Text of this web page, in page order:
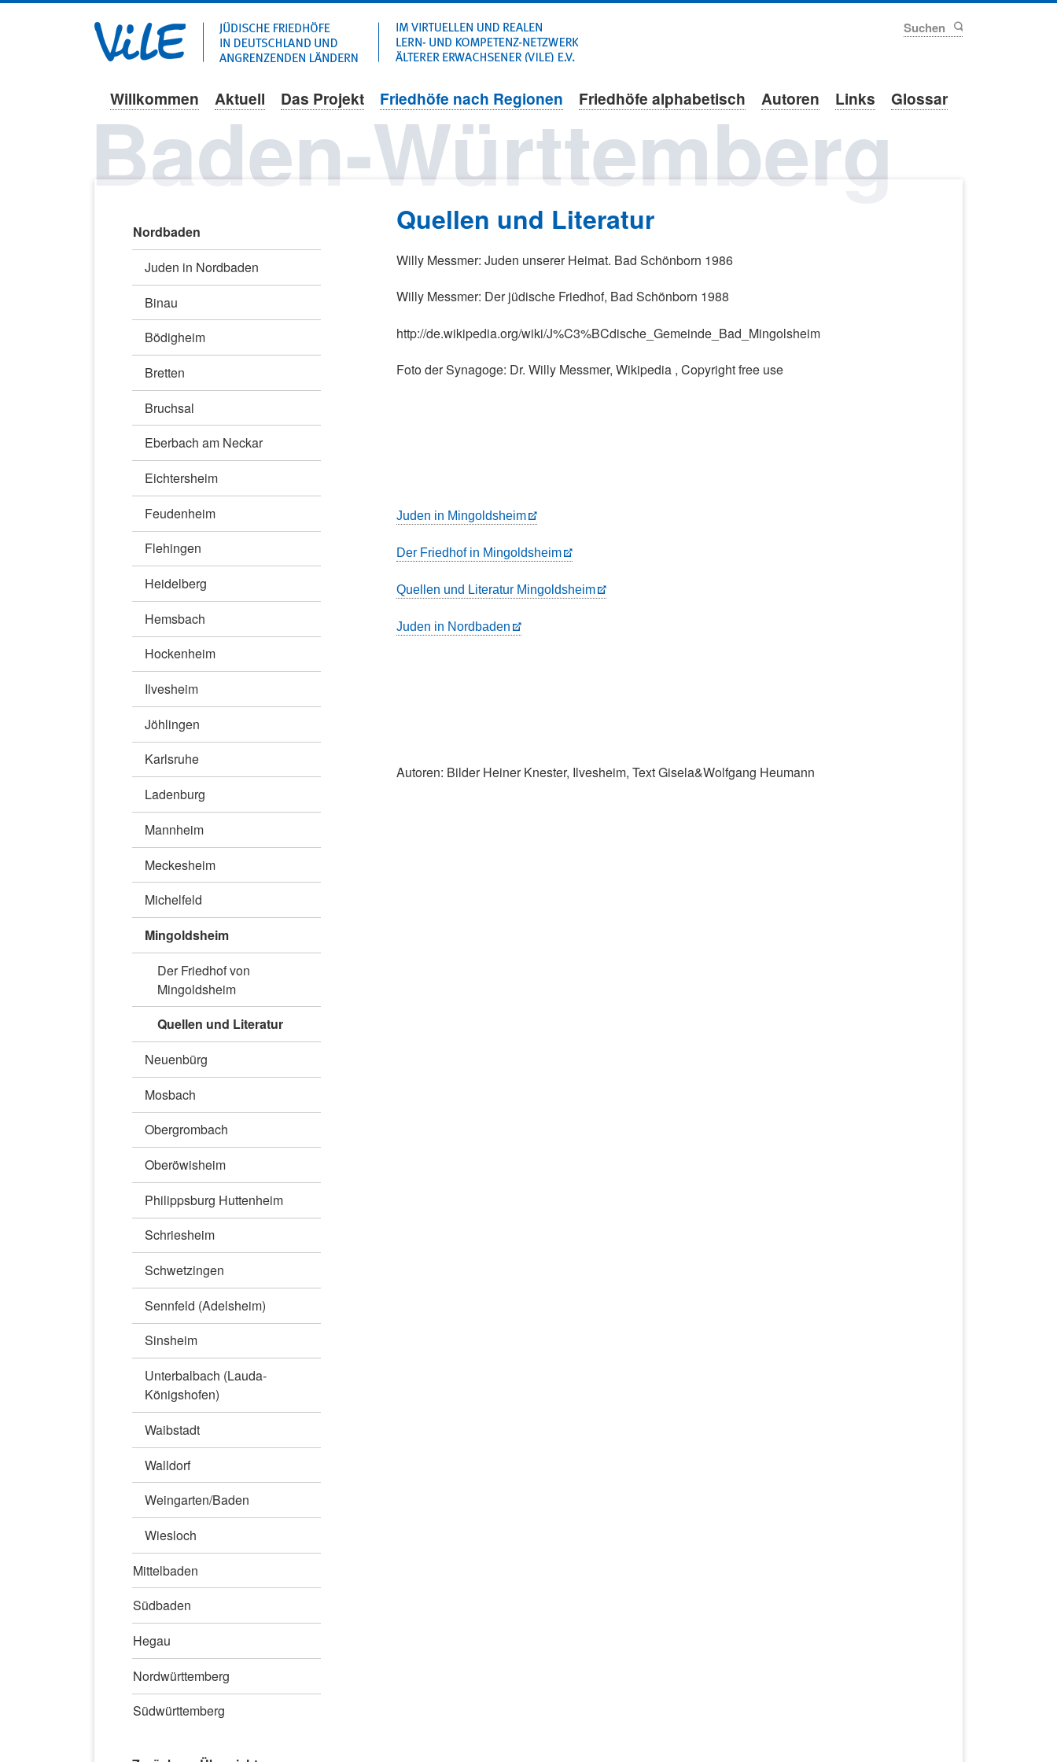
Navigation
Willkommen Aktuell Das Projekt Friedhöfe nach Regionen Friedhöfe alphabetisch Autoren Links Glossar
Baden-Württemberg
Quellen und Literatur
Willy Messmer: Juden unserer Heimat. Bad Schönborn 1986
Willy Messmer: Der jüdische Friedhof, Bad Schönborn 1988
http://de.wikipedia.org/wiki/J%C3%BCdische_Gemeinde_Bad_Mingolsheim
Foto der Synagoge: Dr. Willy Messmer, Wikipedia , Copyright free use
Juden in Mingoldsheim
Der Friedhof in Mingoldsheim
Quellen und Literatur Mingoldsheim
Juden in Nordbaden
Autoren: Bilder Heiner Knester, Ilvesheim, Text Gisela&Wolfgang Heumann
Navigation
überspringen
Nordbaden
Juden in Nordbaden
Binau
Bödigheim
Bretten
Bruchsal
Eberbach am Neckar
Eichtersheim
Feudenheim
Flehingen
Heidelberg
Hemsbach
Hockenheim
Ilvesheim
Jöhlingen
Karlsruhe
Ladenburg
Mannheim
Meckesheim
Michelfeld
Mingoldsheim
Der Friedhof von
Mingoldsheim
Quellen und Literatur
Neuenbürg
Mosbach
Obergrombach
Oberöwisheim
Philippsburg Huttenheim
Schriesheim
Schwetzingen
Sennfeld (Adelsheim)
Sinsheim
Unterbalbach (Lauda-
Königshofen)
Waibstadt
Walldorf
Weingarten/Baden
Wiesloch
Mittelbaden
Südbaden
Hegau
Nordwürttemberg
Südwürttemberg